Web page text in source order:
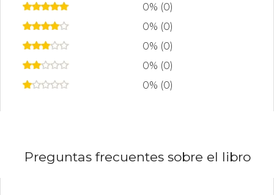
0% (0)
0% (0)
0% (0)
0% (0)
0% (0)
Preguntas frecuentes sobre el libro